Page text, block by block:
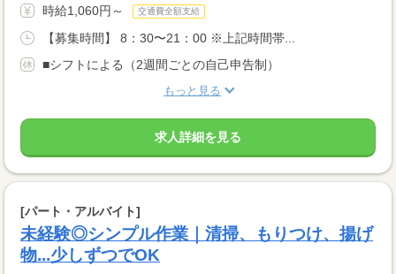
時給1,060円～ 交通費全額支給
【募集時間】 8：30〜21：00 ※上記時間帯...
■シフトによる（2週間ごとの自己申告制）
もっと見る
求人詳細を見る
[パート・アルバイト]
未経験◎シンプル作業｜清掃、もりつけ、揚げ
物...少しずつでOK